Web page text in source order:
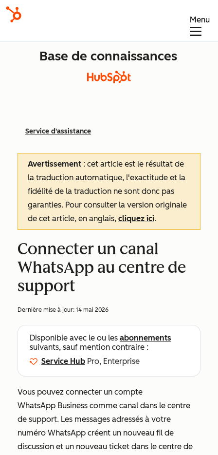
Menu
Base de connaissances
Service d'assistance
Avertissement : cet article est le résultat de
la traduction automatique, l'exactitude et la
fidélité de la traduction ne sont donc pas
garanties. Pour consulter la version originale
de cet article, en anglais, cliquez ici.
Connecter un canal
WhatsApp au centre de
support
Dernière mise à jour: 14 mai 2026
Disponible avec le ou les abonnements
suivants, sauf mention contraire :
Service Hub Pro, Enterprise
Vous pouvez connecter un compte
WhatsApp Business comme canal dans le centre
de support. Les messages adressés à votre
numéro WhatsApp créent un nouveau fil de
discussion et un nouveau ticket dans le centre de